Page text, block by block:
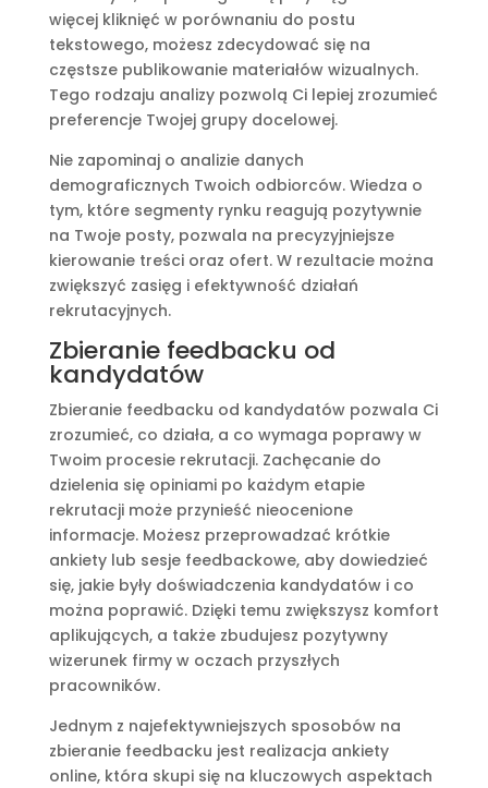
więcej kliknięć w porównaniu do postu
tekstowego, możesz zdecydować się na
częstsze publikowanie materiałów wizualnych.
Tego rodzaju analizy pozwolą Ci lepiej zrozumieć
preferencje Twojej grupy docelowej.
Nie zapominaj o analizie danych
demograficznych Twoich odbiorców. Wiedza o
tym, które segmenty rynku reagują pozytywnie
na Twoje posty, pozwala na precyzyjniejsze
kierowanie treści oraz ofert. W rezultacie można
zwiększyć zasięg i efektywność działań
rekrutacyjnych.
Zbieranie feedbacku od
kandydatów
Zbieranie feedbacku od kandydatów pozwala Ci
zrozumieć, co działa, a co wymaga poprawy w
Twoim procesie rekrutacji. Zachęcanie do
dzielenia się opiniami po każdym etapie
rekrutacji może przynieść nieocenione
informacje. Możesz przeprowadzać krótkie
ankiety lub sesje feedbackowe, aby dowiedzieć
się, jakie były doświadczenia kandydatów i co
można poprawić. Dzięki temu zwiększysz komfort
aplikujących, a także zbudujesz pozytywny
wizerunek firmy w oczach przyszłych
pracowników.
Jednym z najefektywniejszych sposobów na
zbieranie feedbacku jest realizacja ankiety
online, która skupi się na kluczowych aspektach